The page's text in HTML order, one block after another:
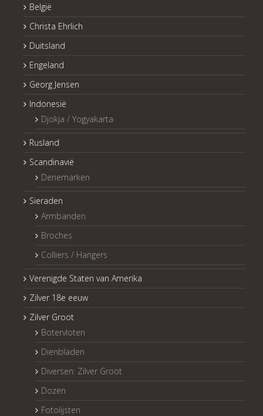
België
Christa Ehrlich
Duitsland
Engeland
Georg Jensen
Indonesië
Djokja / Yogyakarta
Rusland
Scandinavië
Denemarken
Sieraden
Armbanden
Broches
Colliers / Hangers
Verenigde Staten van Amerika
Zilver 18e eeuw
Zilver Groot
Botervloten
Dienbladen
Diversen: Zilver Groot
Dozen
Fotolijsten